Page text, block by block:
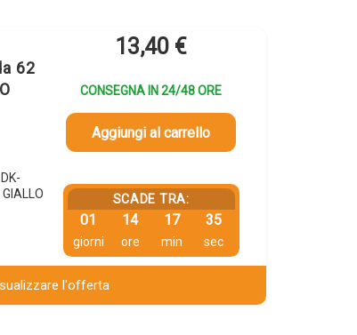
62
13,40 €
CONSEGNA IN 24/48 ORE
Aggiungi al carrello
SCADE TRA:
01
giorni
14
ore
17
min
34
sec
l'offerta